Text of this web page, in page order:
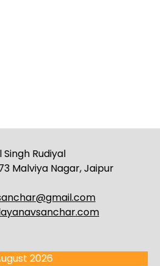
Rudiyal
Malviya Nagar, Jaipur
2026